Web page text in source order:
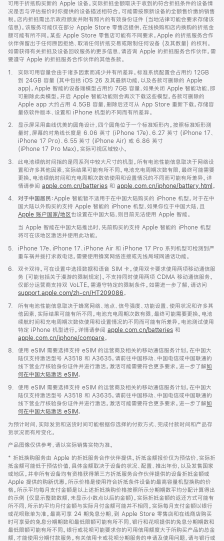
可用于折抵购买新的 Apple 设备。实际折抵金额取决于收到的符合折抵条件的设备情
况是否与评估报价时你提供的设备描述相符合。可能需按照新设备的全额售价缴纳销售
税。店内折抵需出示政府颁发并附有照片的有效身份证件 (当地法律可能会要求存储该
信息)。该服务可能仅在部分 Apple Store 零售店提供，在线换购和店内换购的折抵金
额可能有所不同。某些 Apple Store 零售店可能有不同要求。Apple 的折抵服务合作
伙伴保留出于任何原因拒绝、取消任何折抵交易或限制任何设备 (及其数量) 的权利。
如需获得有关折抵及设备回收服务的更多信息，请咨询 Apple 的折抵服务合作伙伴。需
要遵守 Apple 的折抵服务合作伙伴的其他条款。
脚
1.
实际可用容量会由于诸多因素而减少并有所差异。标准系统配置会占用约 12GB
到 24GB 容量 (其中包括 iOS 26 及其最新功能，以及各款可删除的 Apple
app)。Apple 智能的设备端模型占用约 7GB 容量，如果关闭 Apple 智能功能，即
可删除此类模型。开启 Apple 智能功能则会再次下载这些模型。各款可删除的
Apple app 大约占用 4.5GB 容量，删除后还可从 App Store 重新下载。存储容
量依软件版本、设置和 iPhone 机型的不同而有所差异。
脚
2.
显示屏采用曲线优美的圆角设计，四个圆角位于一个标准矩形内。按照标准矩形测
量时，屏幕的对角线长度是 6.06 英寸 (iPhone 17e)、6.27 英寸 (iPhone 17、
iPhone 17 Pro)、6.55 英寸 (iPhone Air) 或 6.86 英寸
(iPhone 17 Pro Max)。实际可视区域较小。
脚
3.
此电池续航时间指的是同系列中较大尺寸的机型。所有电池性能信息取决于网络设
置和许多其他因素，实际结果可能有所不同。电池充电周期次数有限，最终可能需要
更换。电池续航时间和充电周期次数依使用和设置情况的不同而可能有所差异。详
情请参阅 apple.com.cn/batteries 和 apple.com.cn/iphone/battery.html 。
脚
4. 对于中国居民：Apple 智能暂不适用于在中国大陆购买的 iPhone 机型。对于在中
国大陆以外购买的支持 Apple 智能的 iPhone 机型，如果你位于中国大陆，且
Apple 账户国家/地区也设置在中国大陆，则目前无法使用 Apple 智能。
当 Apple 智能在中国大陆推出时，先前购买的支持 Apple 智能的 iPhone 机型
将可在该地区激活并使用此功能。
脚
5.
iPhone 17e、iPhone 17、iPhone Air 和 iPhone 17 Pro 系列机型可检测到严
重车祸并拨打求救电话。需要使用蜂窝网络连接或无线局域网通话功能。
脚
6.
双卡双待。可在设置中选择数据和语音 SIM 卡。使用双卡要求使用两项移动通信服
务 (可能包括关于漫游的限制规定)。不支持同时使用两项 CDMA 移动通信服务。
仅部分运营商支持双 VoLTE。需遵守特定的限制条件。如需进一步了解，请访问
support.apple.com/zh-cn/HT209086。
脚
7.
所有电池性能信息取决于蜂窝网络、地点、信号强度、功能设置、使用状况和许多其
他因素，实际结果可能有所不同。电池充电周期次数有限，最终可能需要更换。电池
续航时间和充电周期次数依使用和设置情况的不同而可能有所差异。电池测试使用
特定 iPhone 机型进行。详情请参阅 apple.com.cn/batteries 和
apple.com.cn/iphone/compare。
脚
8.
使用 eSIM 需要选择支持 eSIM 的运营商及相关的移动通信服务计划。在中国大
陆仅支持激活型号 A3518 和 A3635。请前往中国移动、中国电信或中国联通的
线下营业厅核验身份证件并进行激活。激活可能需要符合更多要求。进一步了解如
何在中国大陆激活 eSIM。
脚
9.
使用 eSIM 需要选择支持 eSIM 的运营商及相关的移动通信服务计划。在中国大
陆仅支持激活型号 A3518 和 A3635。请前往中国移动、中国电信或中国联通的
线下营业厅核验身份证件并进行激活。激活可能需要符合更多要求。进一步了解如
何在中国大陆激活 eSIM。
为预计时间，实际发货和送货时间可能根据你选择的付款方式、完成付款时间和产品存
货状况而有所变化。
产品图像仅供参考，请以实际销售实物为准。
* 折抵换购服务由 Apple 的折抵服务合作伙伴提供。折抵金额报价仅为预估价，实际折
抵金额可能低于预估价值，具体金额取决于设备的状况、配置、推出年份，以及发售国家
或地区。并非所有设备均有资格获得第三方折抵服务合作伙伴提供的设备折抵金额或
Apple 提供的购新优惠。所示价格是使用符合折抵条件设备的最高容量机型换购的价
格。所示平均每月支付金额是以上述折抵换购价格按照所示分期期数平均分配计算得出
的示例 (仅显示整数数额，未显示小数点以后的金额)。实际折抵金额的返还方式可能有
所不同，所示的平均月付金额与实际月付金额可能并不相同。实际每月支付金额以银行
或花呗账单为准。最高可享 24 期免息分期，到 Apple Store 零售店和在线商店购买
时可享受的免息分期期数和最低限额可能有所不同，银行和花呗提供的免息分期期数和
最低限额可能有所不同。银行或花呗可能要求你的可用信用额度大于所购买产品的总金
额，才能使用分期付款服务。有关信用卡或花呗分期服务的申请及使用问题，请与银行或